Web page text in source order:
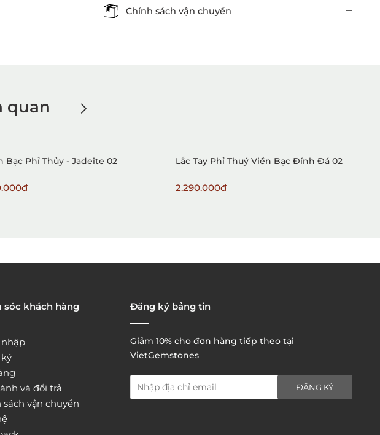
Chính sách vận chuyển
chúng tôi:
quan
Bạc Phỉ Thủy - Jadeite 02 Lắc Tay Phỉ Thuý Viền Bạc Đính Đá 02
2.290.000₫
sóc khách hàng
và đổi trả
sách vận chuyển
Đăng ký bảng tin
Giảm 10% cho đơn hàng tiếp theo tại
VietGemstones
ĐĂNG KÝ